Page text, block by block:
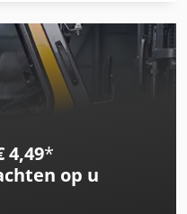
4,49*
op u